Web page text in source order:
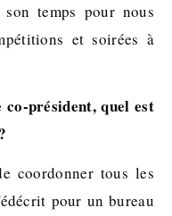
temps pour nous
et soirées à
président, quel est
coordonner tous les
pour un bureau